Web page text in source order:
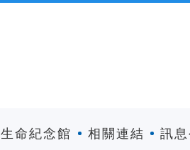
生命紀念館 相關連結 訊